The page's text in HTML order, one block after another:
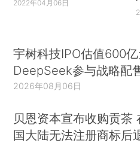
2022年04月06日
宇树科技IPO估值600
DeepSeek参与战略配
2026年08月06日
贝恩资本宣布收购贡茶
国大陆无法注册商标后